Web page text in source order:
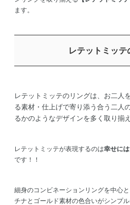
ます。
レテットミッテ
レテットミッテのリングは、お二人
る素材・仕上げで寄り添う合う二人
るかのようなデザインを多く取り揃
レテットミッテが表現するのは幸せに
です！！
細身のコンビネーションリングを中心
チナとゴールド素材の色合いがシンプ